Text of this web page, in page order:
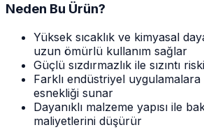
Neden Bu Ürün?
Yüksek sıcaklık ve kimyasal
uzun ömürlü kullanım sağlar
Güçlü sızdırmazlık ile sızıntı
Farklı endüstriyel
esnekliği sunar
Dayanıklı malzeme yapısı ile
maliyetlerini düşürür